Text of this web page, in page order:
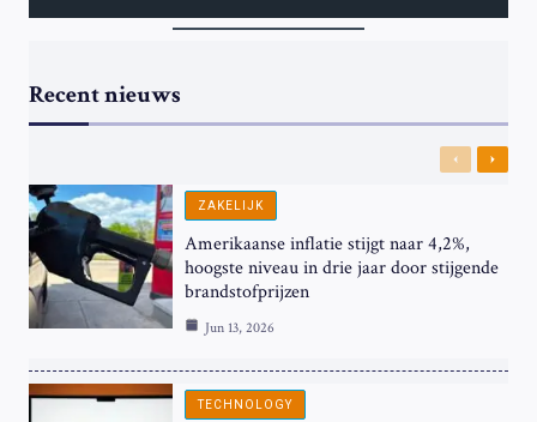
Recent nieuws
Previous
Next
ZAKELIJK
Amerikaanse inflatie stijgt naar 4,2%,
hoogste niveau in drie jaar door stijgende
brandstofprijzen
Jun 13, 2026
TECHNOLOGY